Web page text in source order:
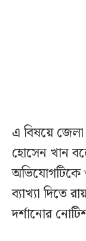
এ বিষয়ে
হোসেন খান
অভিযোগটিকে
ব্যাখ্যা দিতে
দর্শানোর